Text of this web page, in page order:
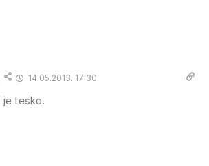
14.05.2013. 17:30
je tesko.